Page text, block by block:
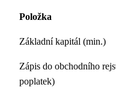
Položka
Základní kapitál (min.)
Zápis do obchodního
poplatek)